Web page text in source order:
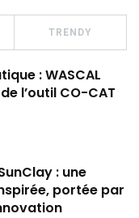
TRENDY
: WASCAL
l’outil CO-CAT
: une
portée par